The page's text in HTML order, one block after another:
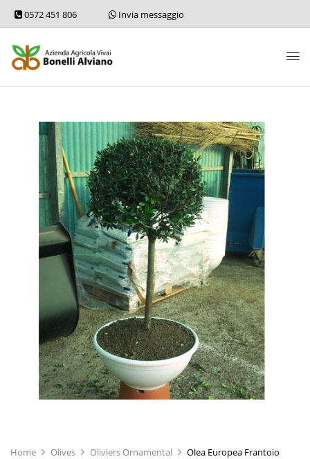
0572 451 806 Invia messaggio
Home Olives Oliviers Ornamental
Olea Europea Frantoio